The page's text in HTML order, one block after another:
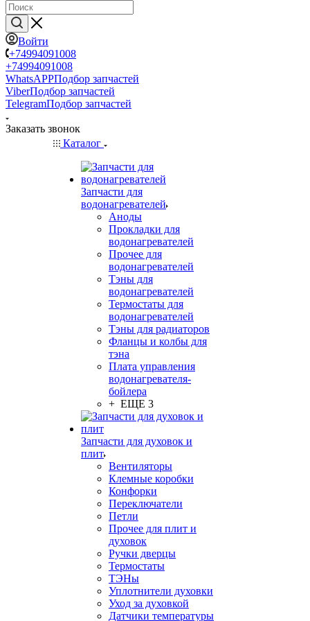
Войти
+74994091008
+74994091008
WhatsAPPПодбор запчастей
ViberПодбор запчастей
TelegramПодбор запчастей
Заказать звонок
Каталог
Запчасти для
водонагревателей
Аноды
Прокладки для
водонагревателей
Прочее для
водонагревателей
Тэны для
водонагревателей
Термостаты для
водонагревателей
Тэны для радиаторов
Фланцы и колбы для
тэна
Плата управления
водонагревателя-
бойлера
+ ЕЩЕ 3
Запчасти для духовок и
плит
Вентиляторы
Клемные коробки
Конфорки
Переключатели
Петли
Прочее для плит и
духовок
Ручки дверцы
Термостаты
ТЭНы
Уплотнители духовки
Уход за духовкой
Датчики температуры